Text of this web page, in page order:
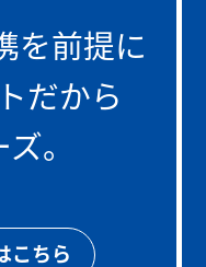
を前提に
だから
。
こちら